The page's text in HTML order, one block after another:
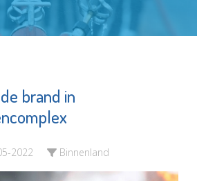
brand in
2022 Binnenland